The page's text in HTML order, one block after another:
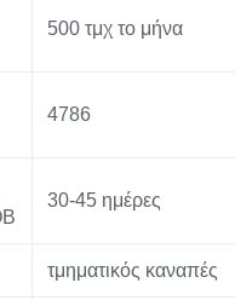
500 τμχ το μήνα
4786
30-45 ημέρες
τμηματικός καναπές